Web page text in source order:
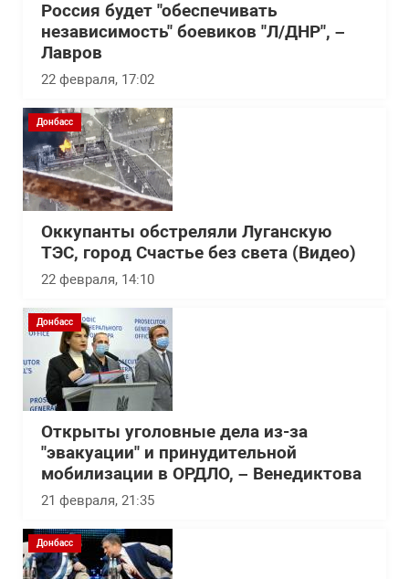
Россия будет "обеспечивать
независимость" боевиков "Л/ДНР", –
Лавров
22 февраля, 17:02
Донбасс
Оккупанты обстреляли Луганскую
ТЭС, город Счастье без света (Видео)
22 февраля, 14:10
Донбасс
Открыты уголовные дела из-за
"эвакуации" и принудительной
мобилизации в ОРДЛО, – Венедиктова
21 февраля, 21:35
Донбасс